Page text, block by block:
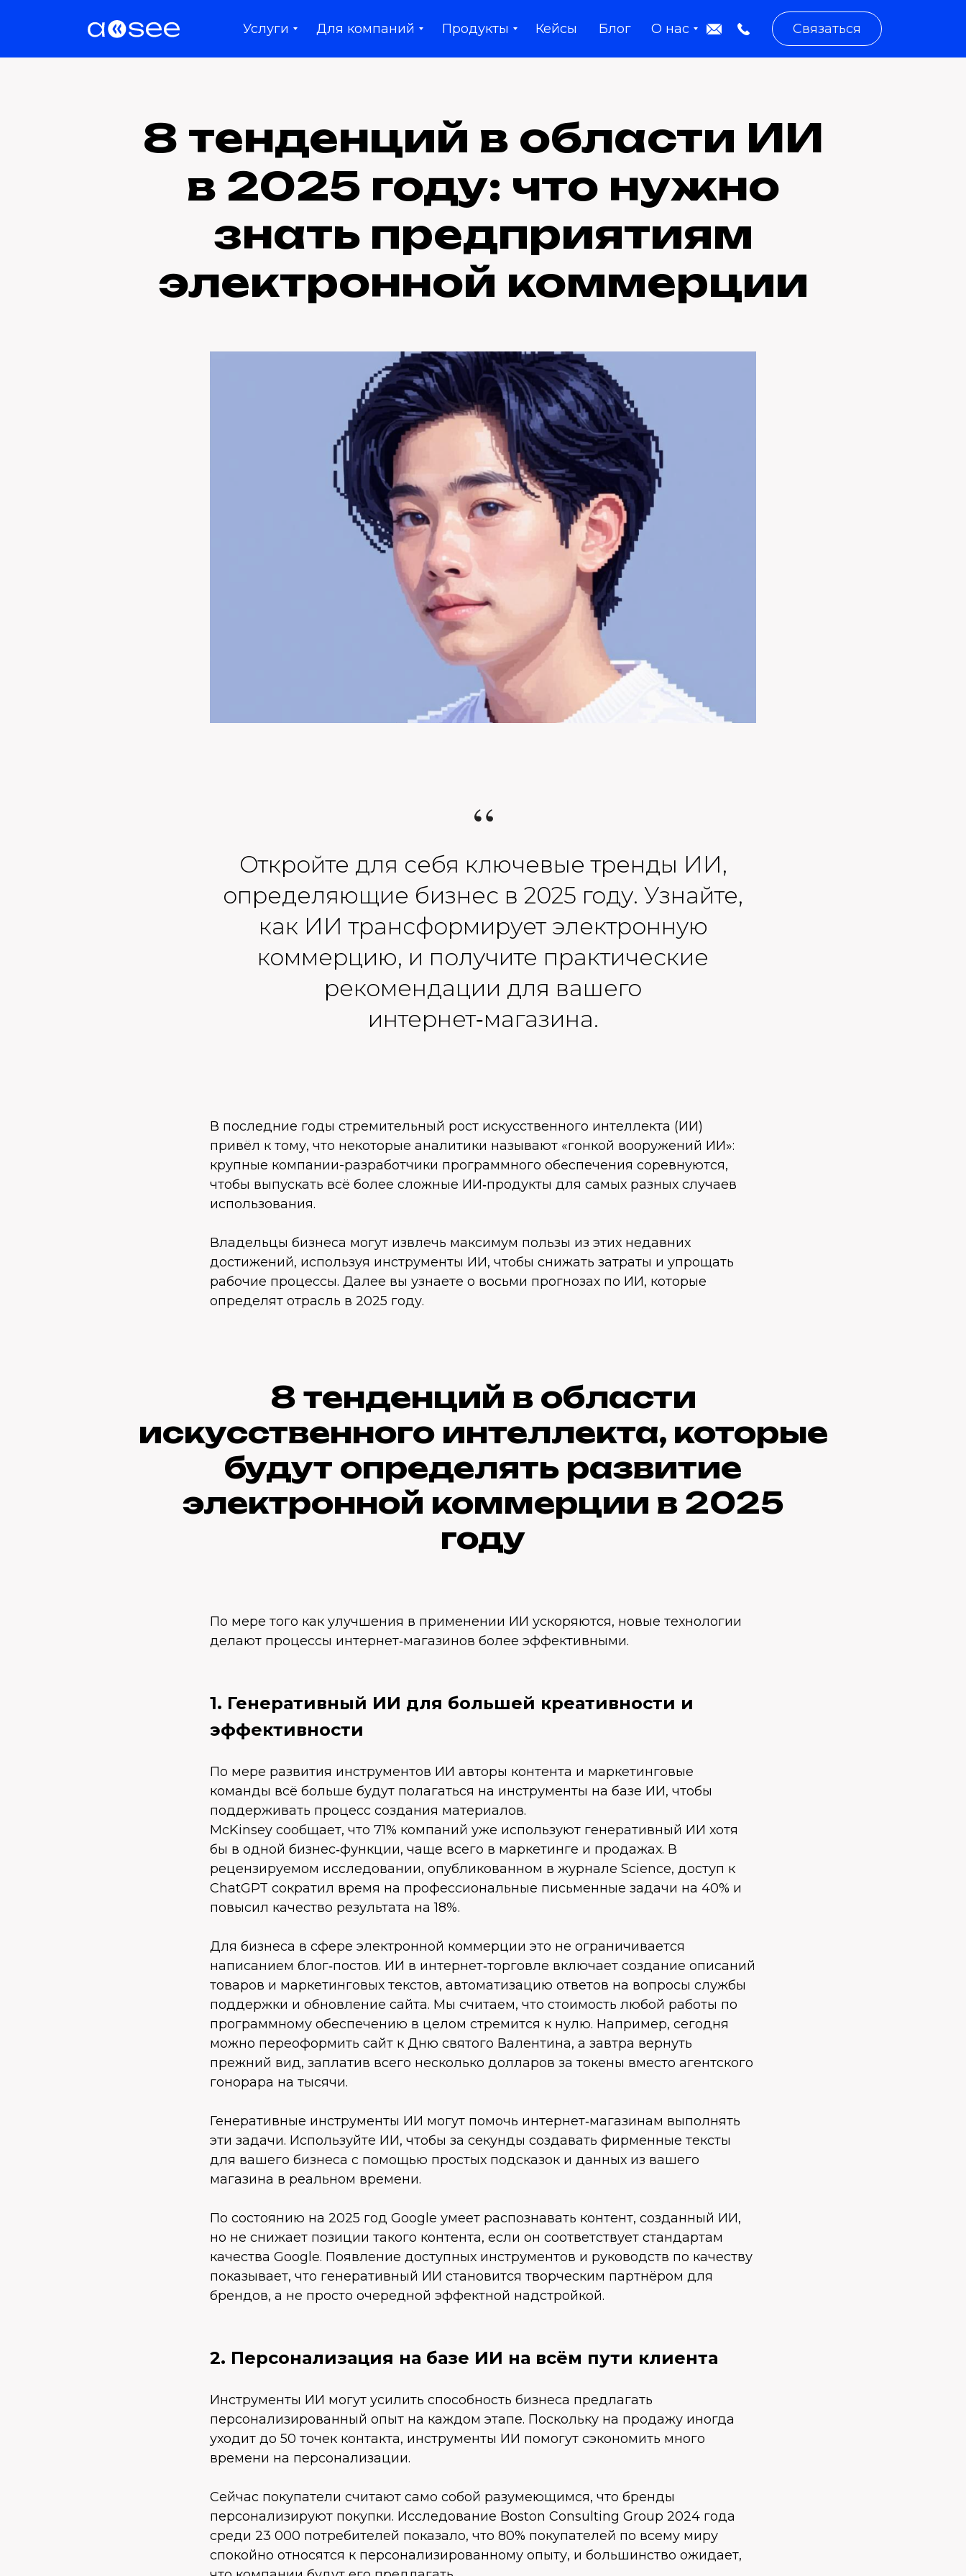
Для компаний
Услуги Продукты О нас
Кейсы Блог Связаться
8 тенденций в области ИИ
в 2025 году: что нужно
знать предприятиям
электронной коммерции
“
Откройте для себя ключевые тренды ИИ,
определяющие бизнес в 2025 году. Узнайте,
как ИИ трансформирует электронную
коммерцию, и получите практические
рекомендации для вашего
интернет‑магазина.
В последние годы стремительный рост искусственного интеллекта (ИИ)
привёл к тому, что некоторые аналитики называют «гонкой вооружений ИИ»:
крупные компании-разработчики программного обеспечения соревнуются,
чтобы выпускать всё более сложные ИИ‑продукты для самых разных случаев
использования.
Владельцы бизнеса могут извлечь максимум пользы из этих недавних
достижений, используя инструменты ИИ, чтобы снижать затраты и упрощать
рабочие процессы. Далее вы узнаете о восьми прогнозах по ИИ, которые
определят отрасль в 2025 году.
8 тенденций в области
искусственного интеллекта, которые
будут определять развитие
электронной коммерции в 2025
году
По мере того как улучшения в применении ИИ ускоряются, новые технологии
делают процессы интернет‑магазинов более эффективными.
1. Генеративный ИИ для большей креативности и
эффективности
По мере развития инструментов ИИ авторы контента и маркетинговые
команды всё больше будут полагаться на инструменты на базе ИИ, чтобы
поддерживать процесс создания материалов.
McKinsey сообщает, что 71% компаний уже используют генеративный ИИ хотя
бы в одной бизнес‑функции, чаще всего в маркетинге и продажах. В
рецензируемом исследовании, опубликованном в журнале Science, доступ к
ChatGPT сократил время на профессиональные письменные задачи на 40% и
повысил качество результата на 18%.
Для бизнеса в сфере электронной коммерции это не ограничивается
написанием блог‑постов. ИИ в интернет‑торговле включает создание описаний
товаров и маркетинговых текстов, автоматизацию ответов на вопросы службы
поддержки и обновление сайта. Мы считаем, что стоимость любой работы по
программному обеспечению в целом стремится к нулю. Например, сегодня
можно переоформить сайт к Дню святого Валентина, а завтра вернуть
прежний вид, заплатив всего несколько долларов за токены вместо агентского
гонорара на тысячи.
Генеративные инструменты ИИ могут помочь интернет‑магазинам выполнять
эти задачи. Используйте ИИ, чтобы за секунды создавать фирменные тексты
для вашего бизнеса с помощью простых подсказок и данных из вашего
магазина в реальном времени.
По состоянию на 2025 год Google умеет распознавать контент, созданный ИИ,
но не снижает позиции такого контента, если он соответствует стандартам
качества Google. Появление доступных инструментов и руководств по качеству
показывает, что генеративный ИИ становится творческим партнёром для
брендов, а не просто очередной эффектной надстройкой.
2. Персонализация на базе ИИ на всём пути клиента
Инструменты ИИ могут усилить способность бизнеса предлагать
персонализированный опыт на каждом этапе. Поскольку на продажу иногда
уходит до 50 точек контакта, инструменты ИИ помогут сэкономить много
времени на персонализации.
Сейчас покупатели считают само собой разумеющимся, что бренды
персонализируют покупки. Исследование Boston Consulting Group 2024 года
среди 23 000 потребителей показало, что 80% покупателей по всему миру
спокойно относятся к персонализированному опыту, и большинство ожидает,